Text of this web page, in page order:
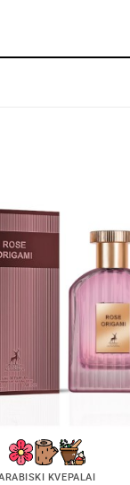
KVEPALAI